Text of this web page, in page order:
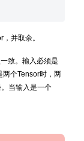
并取余。
致。输入必须是
两个Tensor时，两
当输入是一个